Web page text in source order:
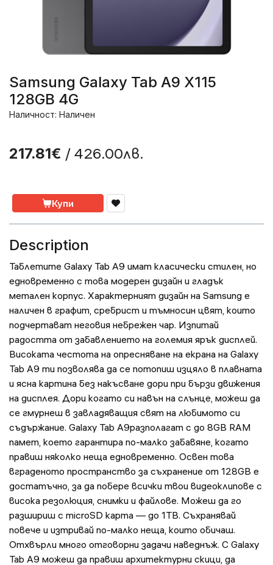
Samsung Galaxy Tab A9 X115
128GB 4G
Наличност: Наличен
217.81€ / 426.00лв.
Купи
Description
Таблетите Galaxy Tab A9 имат класически стилен, но
едновременно с това модерен дизайн и гладък
метален корпус. Характерният дизайн на Samsung е
наличен в графит, сребрист и тъмносин цвят, които
подчертават неговия небрежен чар. Изпитай
радостта от забавлението на големия ярък дисплей.
Високата честота на опресняване на екрана на Galaxy
Tab A9 ти позволява да се потопиш изцяло в плавната
и ясна картина без накъсване дори при бързи движения
на дисплея. Дори когато си навън на слънце, можеш да
се гмурнеш в завладяващия свят на любимото си
съдържание. Galaxy Tab A9разполагат с до 8GB RAM
памет, което гарантира по-малко забавяне, когато
правиш няколко неща едновременно. Освен това
вграденото пространство за съхранение от 128GB е
достатъчно, за да побере всички твои видеоклипове с
висока резолюция, снимки и файлове. Можеш да го
разшириш с microSD карта — до 1TB. Съхранявай
повече и изтривай по-малко неща, които обичаш.
Отхвърли много отговорни задачи наведнъж. С Galaxy
Tab A9 можеш да правиш архитектурни скици, да